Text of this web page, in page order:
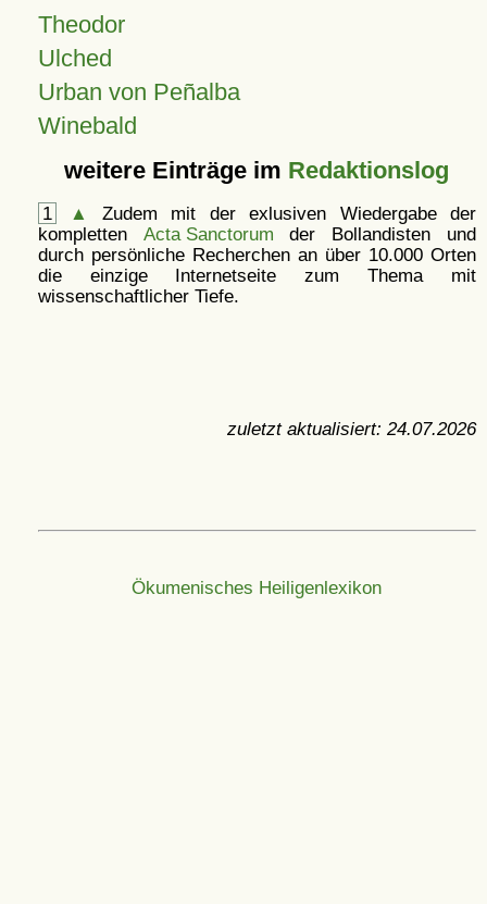
Theodor
Ulched
Urban von Peñalba
Winebald
weitere Einträge im Redaktionslog
1 ▲
Zudem mit der exlusiven Wiedergabe der
kompletten Acta Sanctorum der Bollandisten und
durch persönliche Recherchen an über 10.000 Orten
die einzige Internetseite zum Thema mit
wissenschaftlicher Tiefe.
zuletzt aktualisiert: 24.07.2026
Ökumenisches Heiligenlexikon